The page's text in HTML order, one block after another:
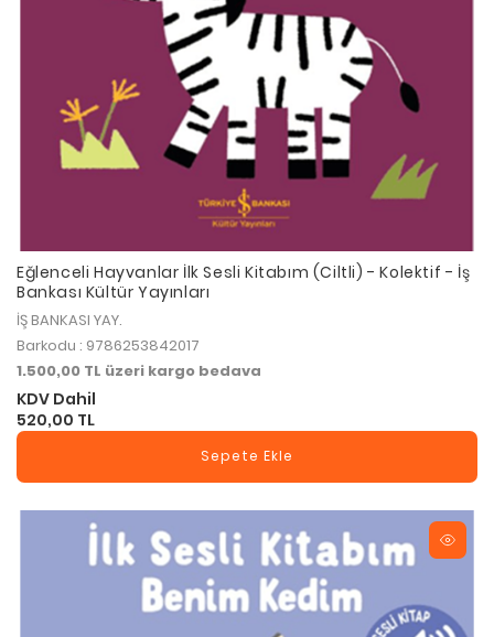
Eğlenceli Hayvanlar İlk Sesli Kitabım (Ciltli) - Kolektif - İş
Bankası Kültür Yayınları
İŞ BANKASI YAY.
Barkodu : 9786253842017
1.500,00 TL üzeri kargo bedava
KDV Dahil
520,00 TL
Sepete Ekle